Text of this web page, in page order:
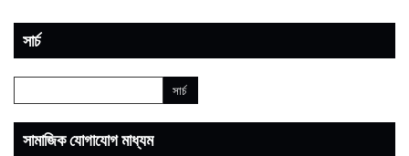
সার্চ
সামাজিক যোগাযোগ মাধ্যম